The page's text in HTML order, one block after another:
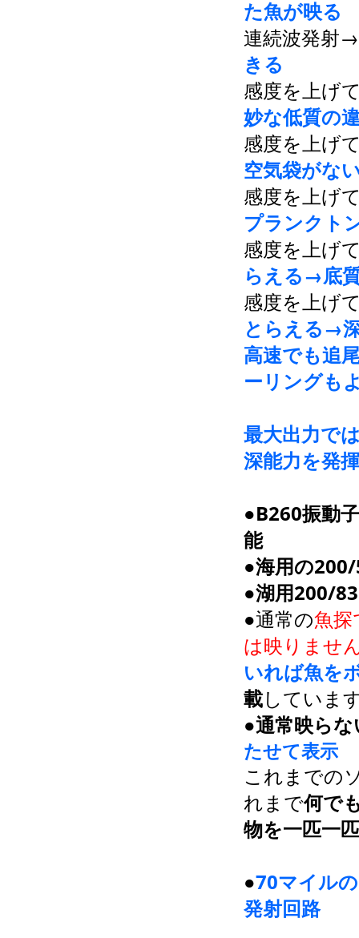
た魚が映る
連続波発射
きる
感度を上げ
妙な低質の
感度を上げ
空気袋がな
感度を上げ
プランクト
感度を上げ
らえる→底
感度を上げ
とらえる→
高速でも追
ーリングも
最大出力で
深能力を発
●B260振動
能
●海用の
●湖用200/
●通常の魚探
は映りませ
いれば魚を
載していま
●通常映らな
たせて表示
これまでの
れまで何で
物を一匹一
●70マイル
発射回路